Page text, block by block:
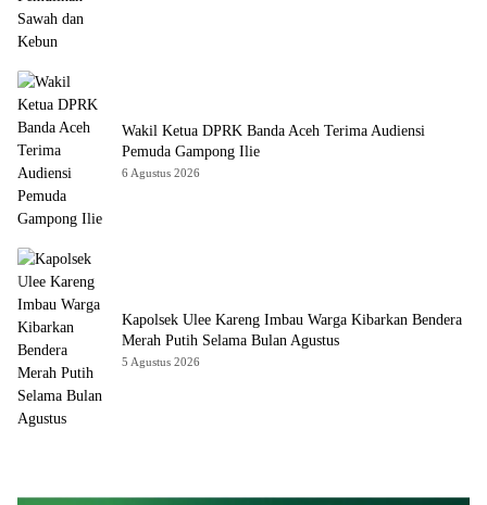
Wakil Ketua DPRK Banda Aceh Terima Audiensi
Pemuda Gampong Ilie
6 Agustus 2026
Kapolsek Ulee Kareng Imbau Warga Kibarkan Bendera
Merah Putih Selama Bulan Agustus
5 Agustus 2026